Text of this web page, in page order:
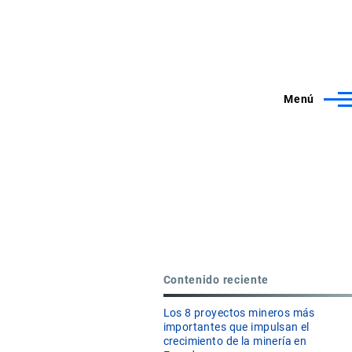
Menú
Contenido reciente
Los 8 proyectos mineros más
importantes que impulsan el
crecimiento de la minería en